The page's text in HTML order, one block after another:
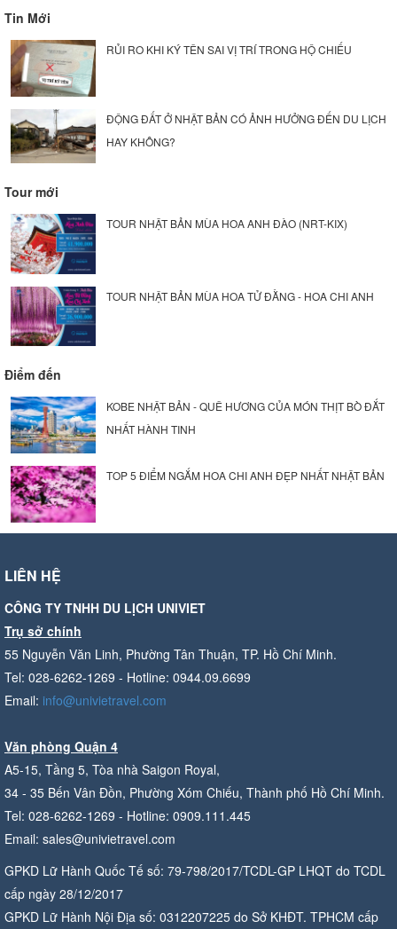
Tin Mới
RỦI RO KHI KÝ TÊN SAI VỊ TRÍ TRONG HỘ CHIẾU
ĐỘNG ĐẤT Ở NHẬT BẢN CÓ ẢNH HƯỞNG ĐẾN DU LỊCH
HAY KHÔNG?
Tour mới
TOUR NHẬT BẢN MÙA HOA ANH ĐÀO (NRT-KIX)
TOUR NHẬT BẢN MÙA HOA TỬ ĐẰNG - HOA CHI ANH
Điểm đến
KOBE NHẬT BẢN - QUÊ HƯƠNG CỦA MÓN THỊT BÒ ĐẮT
NHẤT HÀNH TINH
TOP 5 ĐIỂM NGẮM HOA CHI ANH ĐẸP NHẤT NHẬT BẢN
LIÊN HỆ
CÔNG TY TNHH DU LỊCH UNIVIET
Trụ sở chính
55 Nguyễn Văn Linh, Phường Tân Thuận, TP. Hồ Chí Minh.
Tel: 028-6262-1269 - Hotline: 0944.09.6699
Email: info@univietravel.com
Văn phòng Quận 4
A5-15, Tầng 5, Tòa nhà Saigon Royal,
34 - 35 Bến Vân Đồn, Phường Xóm Chiếu, Thành phố Hồ Chí Minh.
Tel: 028-6262-1269 - Hotline: 0909.111.445
Email: sales@univietravel.com
GPKD Lữ Hành Quốc Tế số: 79-798/2017/TCDL-GP LHQT do TCDL
cấp ngày 28/12/2017
GPKD Lữ Hành Nội Địa số: 0312207225 do Sở KHĐT. TPHCM cấp